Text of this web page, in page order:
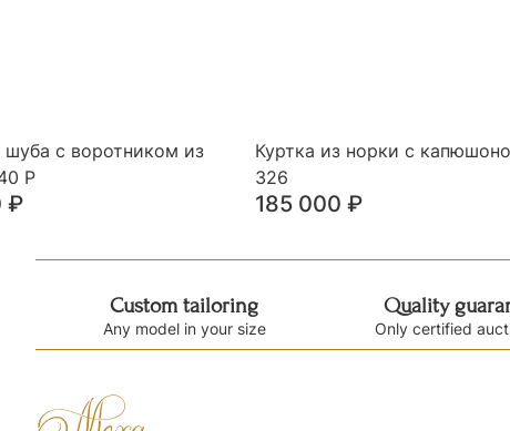
с воротником из
Р
₽
Куртка из норки с
326
185 000 ₽
Custom tailoring
Any model in your size
Quality
Only certified